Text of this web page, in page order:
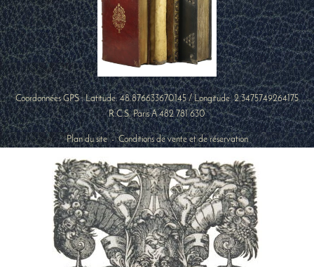
Coordonnées GPS : Latitude:48.876633670145/ Longitude:2.3475749264175
R.C.S. Paris A 482 781 630
Plan du site-Conditions de vente et de réservation